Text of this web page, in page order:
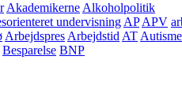
Akademikerne Alkoholpolitik
undervisning AP APV
Arbejdspres Arbejdstid AT Autisme
Besparelse BNP